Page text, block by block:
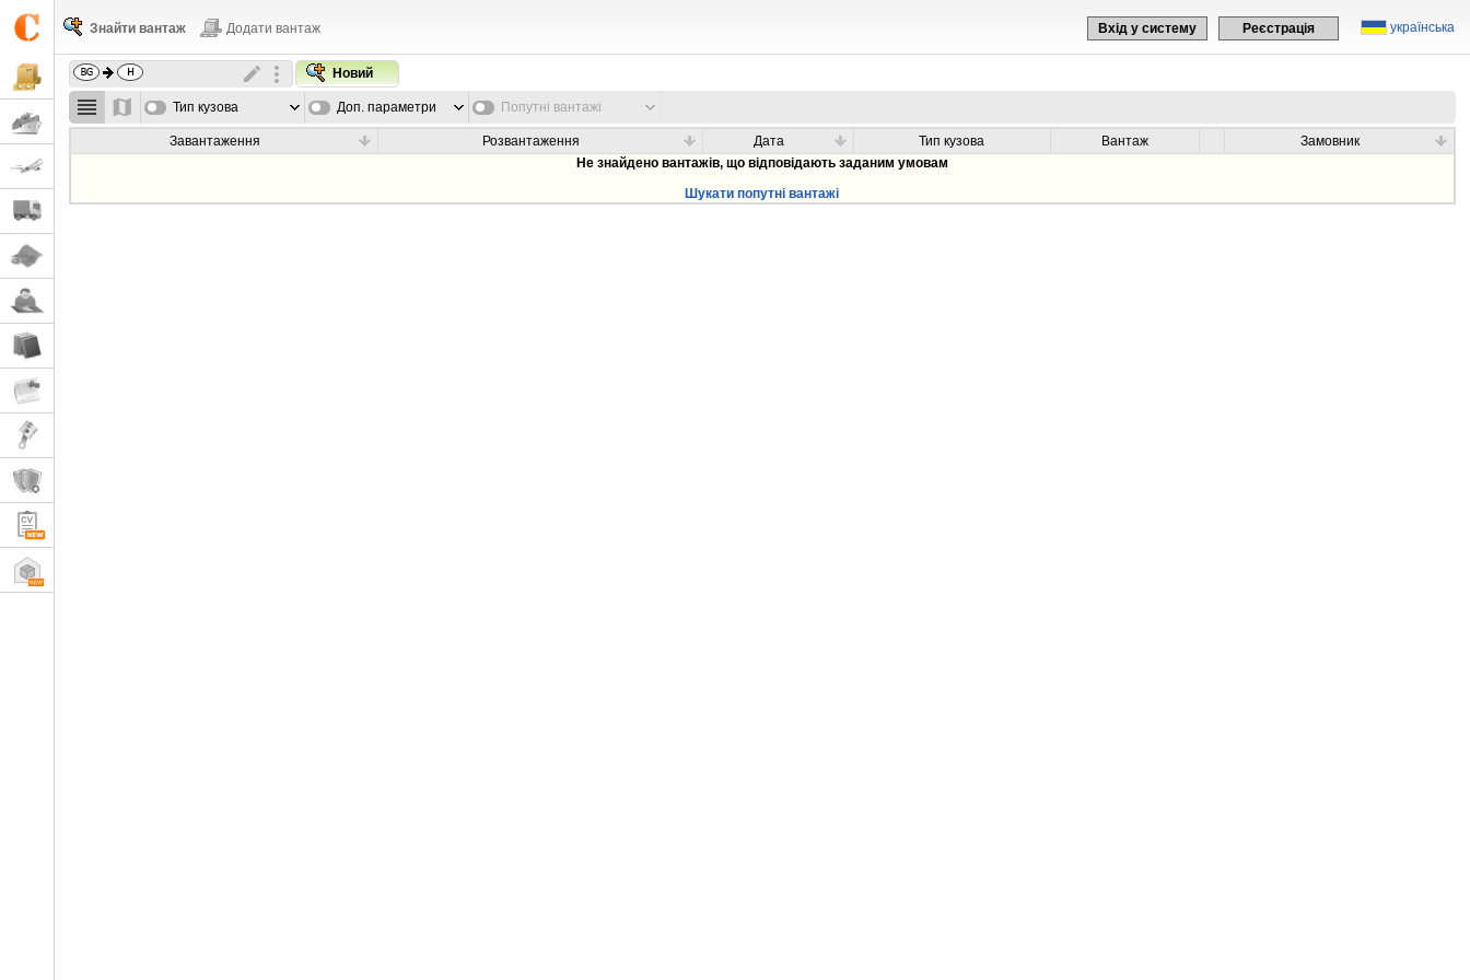
українська
Вхід у систему Реєстрація
Знайти вантаж Додати вантаж
Новий
Тип кузова Доп. параметри Попутні вантажі
Завантаження Розвантаження Дата Тип кузова Вантаж
Замовник
Не знайдено вантажів, що відповідають заданим умовам
Шукати попутні вантажі